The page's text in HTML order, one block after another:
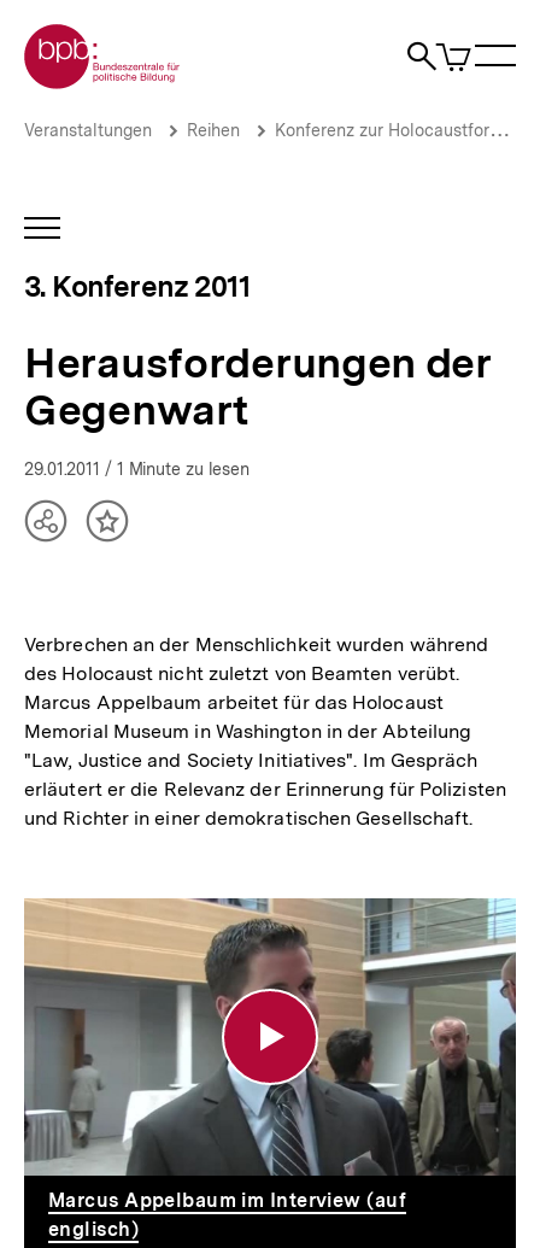
zum
Seiteninhalt
springen
Zur Startseite der bpb
Suche
Artikel
im
Herausforderungen
Helfer,
Retter
Netzwerker
bpb.de
Brotkrümelnavigation
Pfadnavigation
Veranstaltungen Reihen Konferenz zur Holocaustforschung
INHALTSNAVIGATION
3. Konferenz 2011
Herausforderungen der
Gegenwart
29.01.2011 / 1 Minute zu lesen
TeilenInhalt
Verbrechen an der Menschlichkeit wurden während
des Holocaust nicht zuletzt von Beamten verübt.
Marcus Appelbaum arbeitet für das Holocaust
Memorial Museum in Washington in der Abteilung
"Law, Justice and Society Initiatives". Im Gespräch
erläutert er die Relevanz der Erinnerung für Polizisten
und Richter in einer demokratischen Gesellschaft.
"Was
hat
das
mit
uns
zu
tun?"
Marcus Appelbaum im Interview (auf
englisch)